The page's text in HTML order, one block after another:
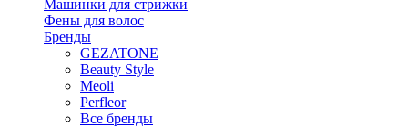
Машинки для стрижки
Фены для волос
Бренды
GEZATONE
Beauty Style
Meoli
Perfleor
Все бренды